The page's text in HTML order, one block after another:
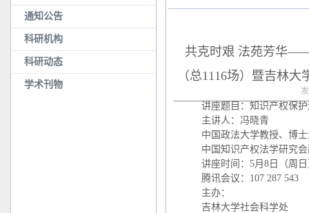
通知公告
科研机构
科研动态
学术刊物
共克时艰 法苑芳华——
（总1116场）暨吉林
讲座题目：知识产权保
主讲人：冯晓青
中国政法大学教授、博
中国知识产权法学研究
讲座时间：5月8日（周
腾讯会议：107 287 543
主办：
吉林大学社会科学处